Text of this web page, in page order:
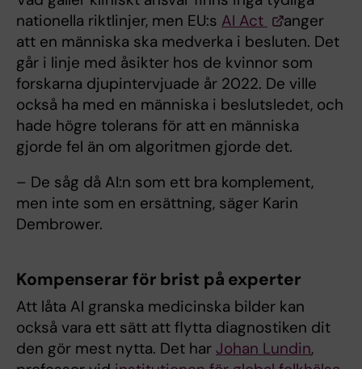
nationella riktlinjer, men EU:s AI Act
anger
att en människa ska medverka i besluten. Det
går i linje med åsikter hos de kvinnor som
forskarna djupintervjuade år 2022. De ville
också ha med en människa i beslutsledet, och
hade högre tolerans för att en människa
gjorde fel än om algoritmen gjorde det.
– De såg då AI:n som ett bra komplement,
men inte som en ersättning, säger Karin
Dembrower.
Kompenserar för brist på experter
Att låta AI granska medicinska bilder kan
också vara ett sätt att flytta diagnostiken dit
den gör mest nytta. Det har Johan Lundin,